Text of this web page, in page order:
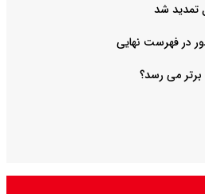
تمدید شد
می رسد؟